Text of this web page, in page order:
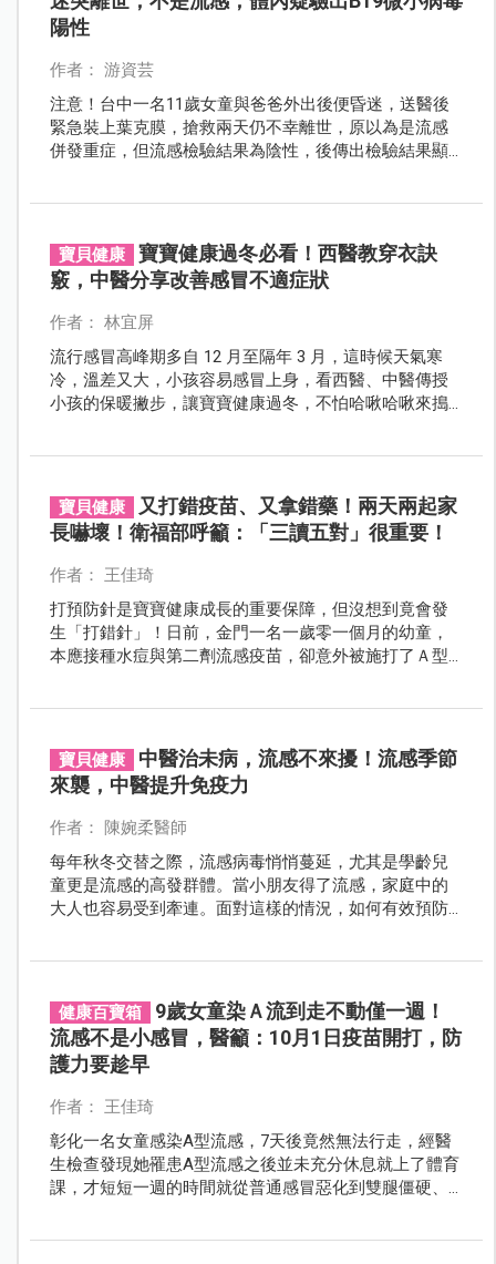
陽性
作者： 游資芸
注意！台中一名11歲女童與爸爸外出後便昏迷，送醫後
緊急裝上葉克膜，搶救兩天仍不幸離世，原以為是流感
併發重症，但流感檢驗結果為陰性，後傳出檢驗結果顯
寶貝健康
寶寶健康過冬必看！西醫教穿衣訣
竅，中醫分享改善感冒不適症狀
作者： 林宜屏
流行感冒高峰期多自 12 月至隔年 3 月，這時候天氣寒
冷，溫差又大，小孩容易感冒上身，看西醫、中醫傳授
小孩的保暖撇步，讓寶寶健康過冬，不怕哈啾哈啾來搗
寶貝健康
又打錯疫苗、又拿錯藥！兩天兩起家
長嚇壞！衛福部呼籲：「三讀五對」很重要！
作者： 王佳琦
打預防針是寶寶健康成長的重要保障，但沒想到竟會發
生「打錯針」！日前，金門一名一歲零一個月的幼童，
本應接種水痘與第二劑流感疫苗，卻意外被施打了Ａ型
療錯誤的風險呢？
寶貝健康
中醫治未病，流感不來擾！流感季節
來襲，中醫提升免疫力
作者： 陳婉柔醫師
每年秋冬交替之際，流感病毒悄悄蔓延，尤其是學齡兒
童更是流感的高發群體。當小朋友得了流感，家庭中的
大人也容易受到牽連。面對這樣的情況，如何有效預防
健康百寶箱
9歲女童染Ａ流到走不動僅一週！
流感不是小感冒，醫籲：10月1日疫苗開打，防
護力要趁早
作者： 王佳琦
彰化一名女童感染A型流感，7天後竟然無法行走，經醫
生檢查發現她罹患A型流感之後並未充分休息就上了體育
課，才短短一週的時間就從普通感冒惡化到雙腿僵硬、